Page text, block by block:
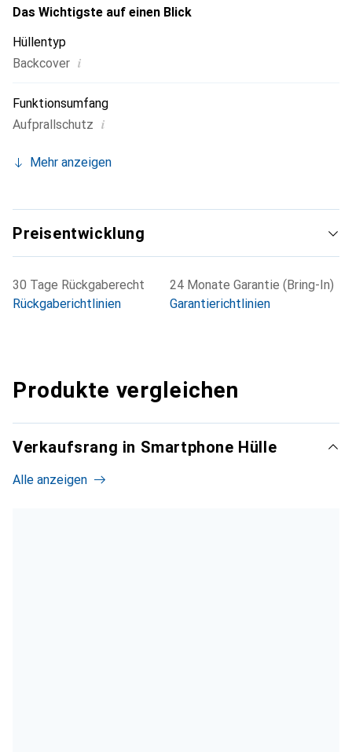
Das Wichtigste auf einen Blick
Hüllentyp
Backcover i
Funktionsumfang
Aufprallschutz i
Mehr anzeigen
Preisentwicklung
30 Tage Rückgaberecht
Rückgaberichtlinien
24 Monate Garantie (Bring-In)
Garantierichtlinien
Produkte vergleichen
Verkaufsrang in Smartphone Hülle
Alle anzeigen